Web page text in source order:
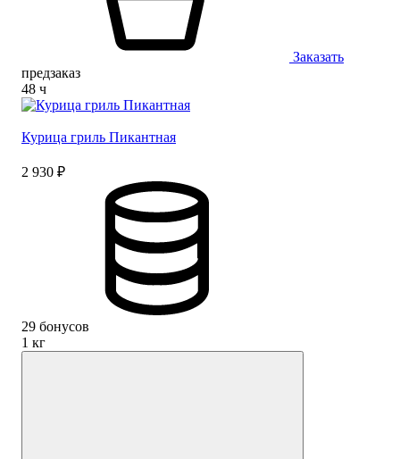
Заказать
предзаказ
48 ч
Курица гриль Пикантная
2 930 ₽
29 бонусов
1 кг